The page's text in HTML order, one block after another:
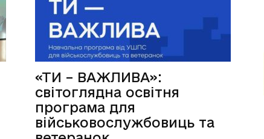
«ТИ – ВАЖЛИВА»:
світоглядна освітня
програма для
військовослужбовиць та